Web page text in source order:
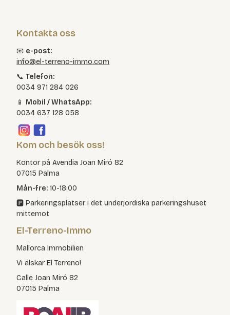
Kontakta oss
📧 e-post:
info@el-terreno-immo.com
📞Telefon:
0034 971 284 026
📱 Mobil / WhatsApp:
0034 637 128 058
Kom och besök oss!
Kontor på Avendia Joan Miró 82
07015 Palma
Mån-fre: 10-18:00
🅿️ Parkeringsplatser i det underjordiska parkeringshuset
mittemot
El-Terreno-Immo
Mallorca Immobilien
Vi älskar El Terreno!
Calle Joan Miró 82
07015 Palma